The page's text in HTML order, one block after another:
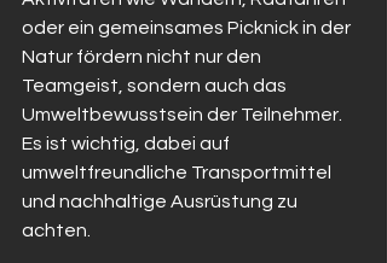
oder ein gemeinsames Picknick in der
Natur fördern nicht nur den
Teamgeist, sondern auch das
Umweltbewusstsein der Teilnehmer.
Es ist wichtig, dabei auf
umweltfreundliche Transportmittel
und nachhaltige Ausrüstung zu
achten.